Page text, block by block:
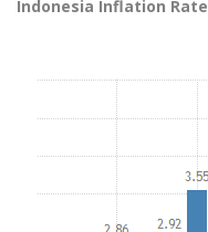
Indonesia Inflation Rate